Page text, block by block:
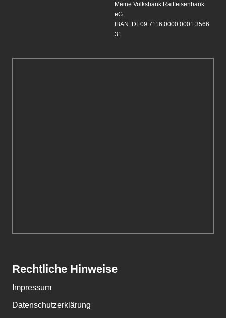
Meine Volksbank Raiffeisenbank
eG
IBAN: DE09 7116 0000 0001 3566
31
Rechtliche Hinweise
Impressum
Datenschutzerklärung